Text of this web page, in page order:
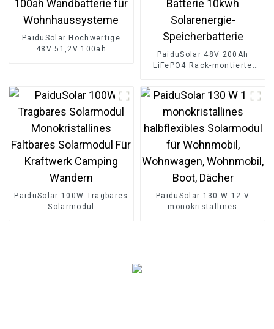
PaiduSolar Hochwertige
48V 51,2V 100ah
PaiduSolar 48V 200Ah
LiFePO4 Rack-montierte
Speicherbatterie
PaiduSolar 100W Tragbares
Solarmodul
PaiduSolar 130 W 12 V
monokristallines